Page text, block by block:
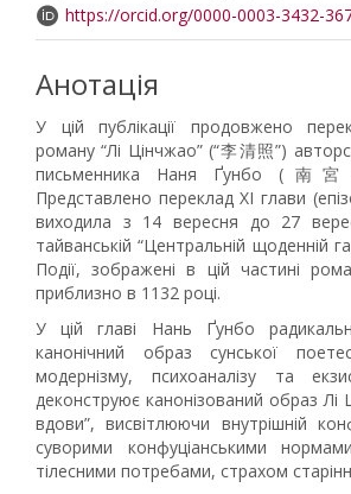
https://orcid.org/0000-0003-3432-
Анотація
У цій публікації продовжено
роману “Лі Цінчжао” (“李清照”)
письменника Наня Ґунбо (南宮
Представлено переклад ХІ глави
виходила з 14 вересня до 27
тайванській “Центральній щоденній
Події, зображені в цій частині
приблизно в 1132 році.
У цій главі Нань Ґунбо
канонічний образ сунської
модернізму, психоаналізу та
деконструює канонізований образ Лі
вдови”, висвітлюючи внутрішній
суворими конфуціанськими
тілесними потребами, страхом